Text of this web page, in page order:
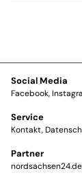
Social Media
Facebook
Service
Kontakt
Partner
nordsachsen24.de